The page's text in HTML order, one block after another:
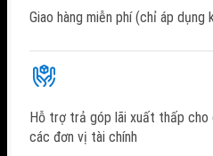
Giao hàng miễn phí (chỉ áp dụng
Hỗ trợ trả góp lãi xuất thấp cho
các đơn vị tài chính